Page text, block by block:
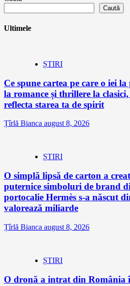
Caută
Ultimele
ȘTIRI
Ce spune cartea pe care o iei
la romance și thrillere la clasici,
reflecta starea ta de spirit
Țîrlă Bianca august 8, 2026
ȘTIRI
O simplă lipsă de carton a
puternice simboluri de brand
portocalie Hermès s-a născut
valorează miliarde
Țîrlă Bianca august 8, 2026
ȘTIRI
O dronă a intrat din România